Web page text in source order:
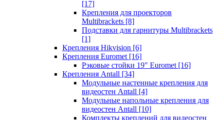
[17]
Крепления для проекторов
Multibrackets [8]
Подставки для гарнитуры Multibrackets
[1]
Крепления Hikvision [6]
Крепления Euromet [16]
Рэковые стойки 19" Euromet [16]
Крепления Antall [34]
Модульные настенные крепления для
видеостен Antall [4]
Модульные напольные крепления для
видеостен Antall [10]
Комплекты креплений для видеостен